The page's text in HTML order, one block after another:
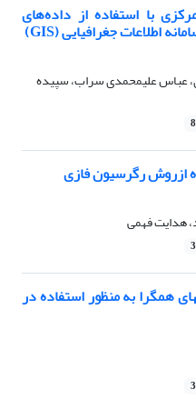
با استفاده از داده‌های
عباس علیمحمدی سراب، سپیده
ازروش رگرسیون فازی
هدایت فهمی
همگرا به منظور استفاده در